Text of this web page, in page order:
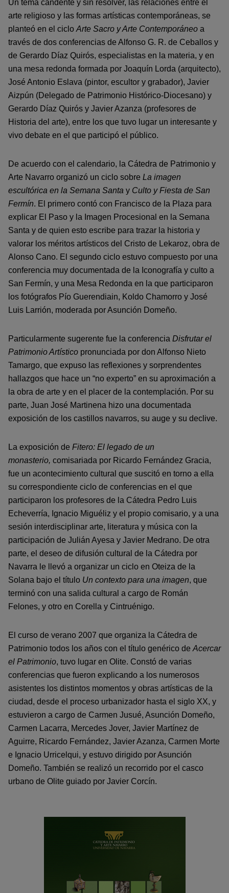
Un tema candente y sin resolver, las relaciones entre el
arte religioso y las formas artísticas contemporáneas, se
planteó en el cicloArte Sacro y Arte Contemporáneo a
través de dos conferencias de Alfonso G. R. de Ceballos y
de Gerardo Díaz Quirós, especialistas en la materia, y en
una mesa redonda formada por Joaquín Lorda (arquitecto),
José Antonio Eslava (pintor, escultor y grabador), Javier
Aizpún (Delegado de Patrimonio Histórico-Diocesano) y
Gerardo Díaz Quirós y Javier Azanza (profesores de
Historia del arte), entre los que tuvo lugar un interesante y
vivo debate en el que participó el público.
De acuerdo con el calendario, la Cátedra de Patrimonio y
Arte Navarro organizó un ciclo sobre La imagen
escultórica en la Semana Santa y Culto y Fiesta de San
Fermín. El primero contó con Francisco de la Plaza para
explicar El Paso y la Imagen Procesional en la Semana
Santa y de quien esto escribe para trazar la historia y
valorar los méritos artísticos del Cristo de Lekaroz, obra de
Alonso Cano. El segundo ciclo estuvo compuesto por una
conferencia muy documentada de la Iconografía y culto a
San Fermín, y una Mesa Redonda en la que participaron
los fotógrafos Pío Guerendiain, Koldo Chamorro y José
Luis Larrión, moderada por Asunción Domeño.
Particularmente sugerente fue la conferencia Disfrutar el
Patrimonio Artístico pronunciada por don Alfonso Nieto
Tamargo, que expuso las reflexiones y sorprendentes
hallazgos que hace un “no experto” en su aproximación a
la obra de arte y en el placer de la contemplación. Por su
parte, Juan José Martinena hizo una documentada
exposición de los castillos navarros, su auge y su declive.
La exposición de Fitero: El legado de un
monasterio, comisariada por Ricardo Fernández Gracia,
fue un acontecimiento cultural que suscitó en torno a ella
su correspondiente ciclo de conferencias en el que
participaron los profesores de la Cátedra Pedro Luis
Echeverría, Ignacio Miguéliz y el propio comisario, y a una
sesión interdisciplinar arte, literatura y música con la
participación de Julián Ayesa y Javier Medrano. De otra
parte, el deseo de difusión cultural de la Cátedra por
Navarra le llevó a organizar un ciclo en Oteiza de la
Solana bajo el título Un contexto para una imagen, que
terminó con una salida cultural a cargo de Román
Felones, y otro en Corella y Cintruénigo.
El curso de verano 2007 que organiza la Cátedra de
Patrimonio todos los años con el título genérico deAcercar
el Patrimonio, tuvo lugar en Olite. Constó de varias
conferencias que fueron explicando a los numerosos
asistentes los distintos momentos y obras artísticas de la
ciudad, desde el proceso urbanizador hasta el siglo XX, y
estuvieron a cargo de Carmen Jusué, Asunción Domeño,
Carmen Lacarra, Mercedes Jover, Javier Martínez de
Aguirre, Ricardo Fernández, Javier Azanza, Carmen Morte
e Ignacio Urricelqui, y estuvo dirigido por Asunción
Domeño. También se realizó un recorrido por el casco
urbano de Olite guiado por Javier Corcín.